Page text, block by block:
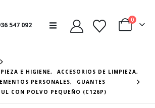
547 092
0
E HIGIENE, ACCESORIOS DE LIMPIEZA,
PERSONALES,
GUANTES
CON POLVO PEQUEÑO (C126P)